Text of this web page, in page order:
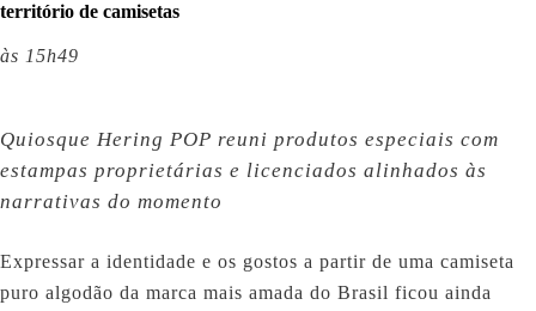
território de camisetas
às 15h49
Quiosque Hering POP reuni produtos especiais com
estampas proprietárias e licenciados alinhados às
narrativas do momento
Expressar a identidade e os gostos a partir de uma camiseta
puro algodão da marca mais amada do Brasil ficou ainda